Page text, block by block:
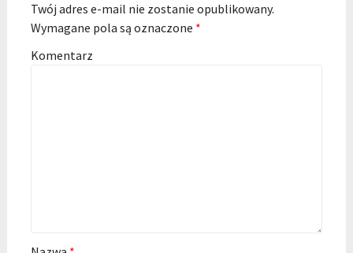
Twój adres e-mail nie zostanie opublikowany.
Wymagane pola są oznaczone *
Komentarz